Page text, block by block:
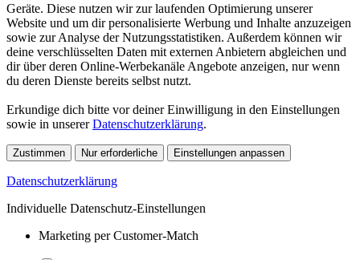
Geräte. Diese nutzen wir zur laufenden Optimierung unserer
Website und um dir personalisierte Werbung und Inhalte anzuzeigen
sowie zur Analyse der Nutzungsstatistiken. Außerdem können wir
deine verschlüsselten Daten mit externen Anbietern abgleichen und
dir über deren Online-Werbekanäle Angebote anzeigen, nur wenn
du deren Dienste bereits selbst nutzt.
Erkundige dich bitte vor deiner Einwilligung in den Einstellungen
sowie in unsererDatenschutzerklärung.
Zustimmen Nur erforderliche Einstellungen anpassen
Datenschutzerklärung
Individuelle Datenschutz-Einstellungen
Marketing per Customer-Match